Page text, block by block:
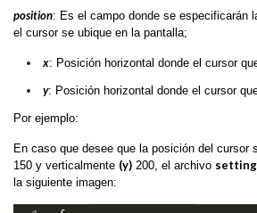
position: Es el campo donde se especificarán
el cursor se ubique en la pantalla;
x: Posición horizontal donde el cursor
y: Posición horizontal donde el cursor
Por ejemplo:
En caso que desee que la posición del cursor
150 y verticalmente (y) 200, el archivo
la siguiente imagen: